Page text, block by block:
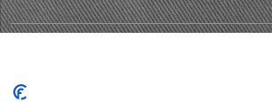
LEGAL